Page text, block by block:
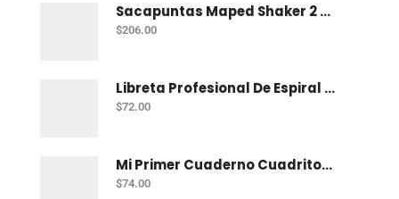
Sacapuntas Maped Shaker 2 Orificios - Bote Con 12
$206.00
Libreta Profesional De Espiral Norma Color 100 H C-7
$72.00
Mi Primer Cuaderno Cuadritos "A" (10Mm) 50 Hojas Norma
$74.00